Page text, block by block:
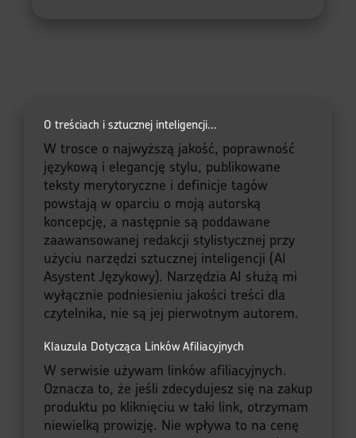
O treściach i sztucznej inteligencji...
W trosce o najwyższą jakość, poprawność
językową i elegancję stylu, publikowane
teksty merytoryczne i definicje tagów
powstają w oparciu o moją autorską
koncepcję, a następnie są poddawane
zaawansowanej redakcji stylistycznej przy
użyciu narzędzi sztucznej inteligencji (AI
Asystent Językowy). Narzędzia AI służą mi
wyłącznie podniesieniu jakości treści dla
czytelnika, nie są jej pierwotnym autorem.
Klauzula Dotycząca Linków Afiliacyjnych
W serwisie używam linków afiliacyjnych.
Oznacza to, że jeśli zdecydujesz się na zakup
produktu po kliknięciu w taki link, otrzymam
niewielką prowizję. Nie wpływa to na cenę